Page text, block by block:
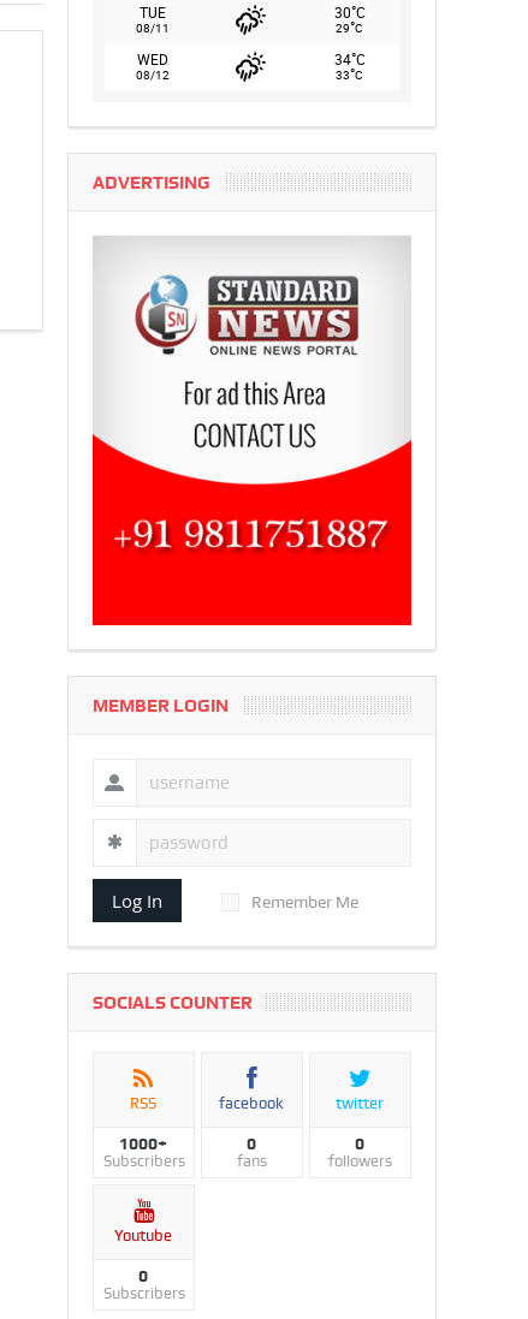
TUE
08/11
30°C
29°C
WED
08/12
34°C
33°C
ADVERTISING
MEMBER LOGIN
Log In Remember Me
SOCIALS COUNTER
RSS
1000+
Subscribers
facebook
0
fans
twitter
0
followers
Youtube
0
Subscribers